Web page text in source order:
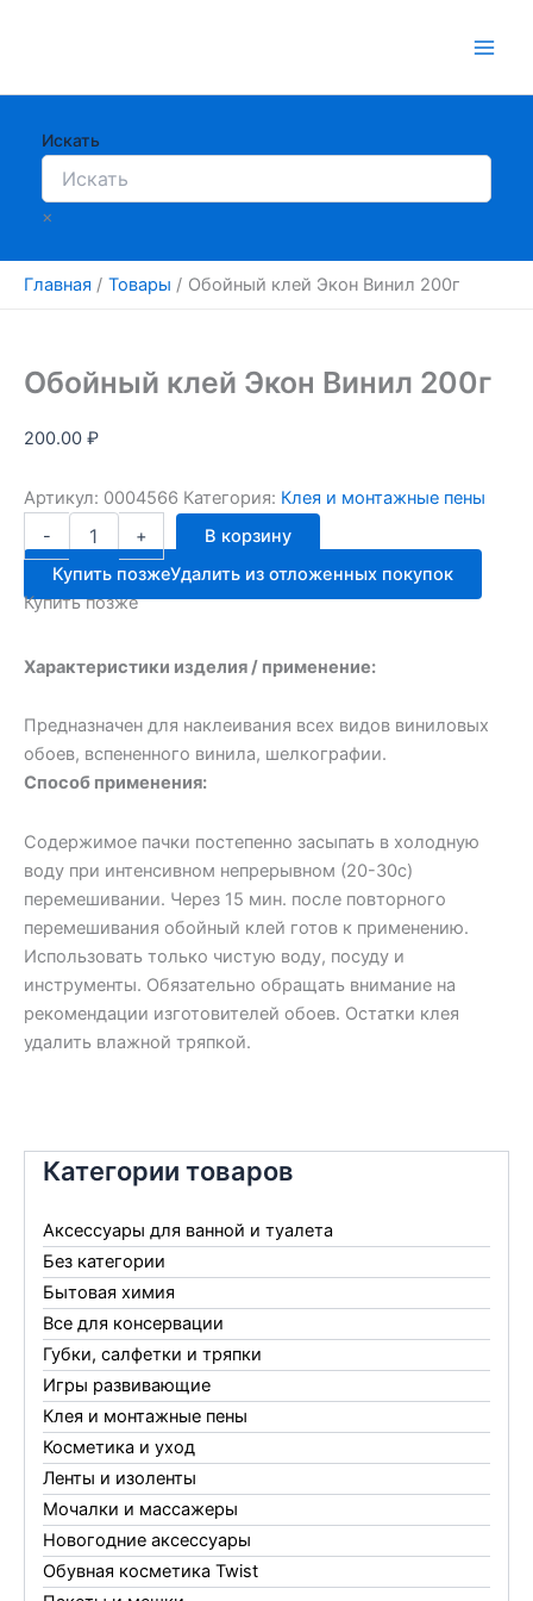
Искать
×
Главная Товары Обойный клей Экон Винил 200г
Категории товаров
Аксессуары для ванной и туалета
Без категории
Бытовая химия
Все для консервации
Губки, салфетки и тряпки
Игры развивающие
Клея и монтажные пены
Косметика и уход
Ленты и изоленты
Мочалки и массажеры
Новогодние аксессуары
Обувная косметика Twist
Обойный клей Экон Винил 200г
200.00 ₽
Артикул: 0004566 Категория: Клея и монтажные пены
-
Количество
товара
Обойный
клей
Экон
200г
+
В корзину
Купить позжеУдалить из отложенных покупок
Купить позже
Характеристики изделия / применение:
Предназначен для наклеивания всех видов виниловых
обоев, вспененного винила, шелкографии.
Способ применения:
Содержимое пачки постепенно засыпать в холодную
воду при интенсивном непрерывном (20-30с)
перемешивании. Через 15 мин. после повторного
перемешивания обойный клей готов к применению.
Использовать только чистую воду, посуду и
инструменты. Обязательно обращать внимание на
рекомендации изготовителей обоев. Остатки клея
удалить влажной тряпкой.